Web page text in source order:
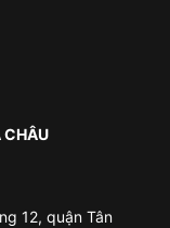
CHÂU
12, quận Tân